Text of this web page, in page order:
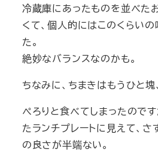
冷蔵庫にあったものを並べた
くて、個人的にはこのくらい
た。
絶妙なバランスなのかも。
ちなみに、ちまきはもうひと塊
ぺろりと食べてしまったのです
たランチプレートに見えて、さ
の良さが半端ない。